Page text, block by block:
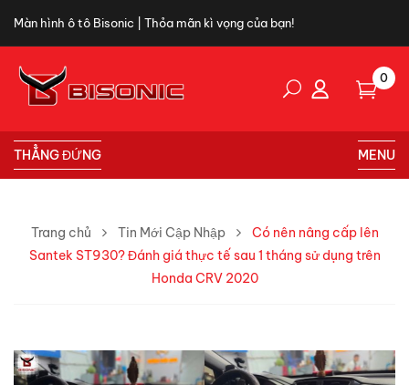
Màn hình ô tô Bisonic | Thỏa mãn kì vọng của bạn!
0
THẲNG ĐỨNG MENU
Trang chủ Tin Mới Cập Nhập
Có nên nâng cấp lên
Santek ST930? Đánh giá thực tế sau 1 tháng sử dụng trên
Honda CRV 2020